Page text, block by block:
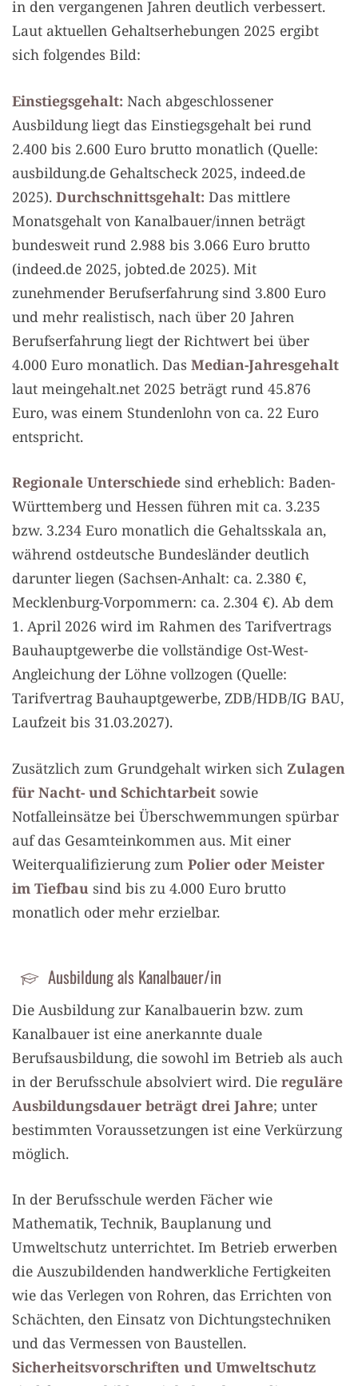
in den vergangenen Jahren deutlich verbessert.
Laut aktuellen Gehaltserhebungen 2025 ergibt
sich folgendes Bild:
Einstiegsgehalt: Nach abgeschlossener
Ausbildung liegt das Einstiegsgehalt bei rund
2.400 bis 2.600 Euro brutto monatlich (Quelle:
ausbildung.de Gehaltscheck 2025, indeed.de
2025). Durchschnittsgehalt: Das mittlere
Monatsgehalt von Kanalbauer/innen beträgt
bundesweit rund 2.988 bis 3.066 Euro brutto
(indeed.de 2025, jobted.de 2025). Mit
zunehmender Berufserfahrung sind 3.800 Euro
und mehr realistisch, nach über 20 Jahren
Berufserfahrung liegt der Richtwert bei über
4.000 Euro monatlich. Das Median-Jahresgehalt
laut meingehalt.net 2025 beträgt rund 45.876
Euro, was einem Stundenlohn von ca. 22 Euro
entspricht.
Regionale Unterschiede sind erheblich: Baden-
Württemberg und Hessen führen mit ca. 3.235
bzw. 3.234 Euro monatlich die Gehaltsskala an,
während ostdeutsche Bundesländer deutlich
darunter liegen (Sachsen-Anhalt: ca. 2.380 €,
Mecklenburg-Vorpommern: ca. 2.304 €). Ab dem
1. April 2026 wird im Rahmen des Tarifvertrags
Bauhauptgewerbe die vollständige Ost-West-
Angleichung der Löhne vollzogen (Quelle:
Tarifvertrag Bauhauptgewerbe, ZDB/HDB/IG BAU,
Laufzeit bis 31.03.2027).
Zusätzlich zum Grundgehalt wirken sich Zulagen
für Nacht- und Schichtarbeit sowie
Notfalleinsätze bei Überschwemmungen spürbar
auf das Gesamteinkommen aus. Mit einer
Weiterqualifizierung zum Polier oder Meister
im Tiefbau sind bis zu 4.000 Euro brutto
monatlich oder mehr erzielbar.
Ausbildung als Kanalbauer/in
Die Ausbildung zur Kanalbauerin bzw. zum
Kanalbauer ist eine anerkannte duale
Berufsausbildung, die sowohl im Betrieb als auch
in der Berufsschule absolviert wird. Die reguläre
Ausbildungsdauer beträgt drei Jahre; unter
bestimmten Voraussetzungen ist eine Verkürzung
möglich.
In der Berufsschule werden Fächer wie
Mathematik, Technik, Bauplanung und
Umweltschutz unterrichtet. Im Betrieb erwerben
die Auszubildenden handwerkliche Fertigkeiten
wie das Verlegen von Rohren, das Errichten von
Schächten, den Einsatz von Dichtungstechniken
und das Vermessen von Baustellen.
Sicherheitsvorschriften und Umweltschutz